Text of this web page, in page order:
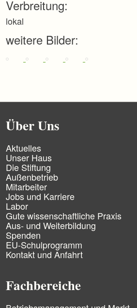
Verbreitung:
lokal
weitere Bilder:
Über Uns
N
a
v
i
g
a
t
i
o
n
ü
b
e
r
r
n
Aktuelles
Unser Haus
Die Stiftung
Außenbetrieb
Mitarbeiter
Jobs und Karriere
Labor
Gute wissenschaftliche Praxis
Aus- und Weiterbildung
Spenden
EU-Schulprogramm
Kontakt und Anfahrt
Fachbereiche